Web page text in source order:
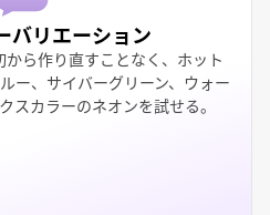
バリエーション
ら作り直すことなく、ホット
ー、サイバーグリーン、ウォー
スカラーのネオンを試せる。